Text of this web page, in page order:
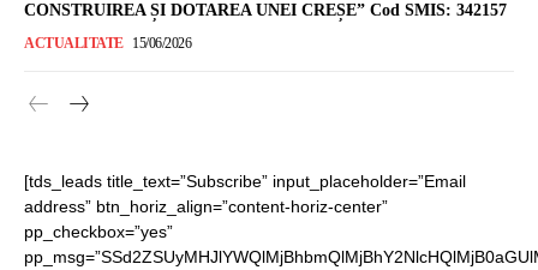
CONSTRUIREA ȘI DOTAREA UNEI CREȘE” Cod SMIS: 342157
ACTUALITATE 15/06/2026
[tds_leads title_text=”Subscribe” input_placeholder=”Email
address” btn_horiz_align=”content-horiz-center”
pp_checkbox=”yes”